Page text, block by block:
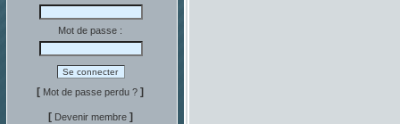
Mot de passe :
[ Mot de passe perdu ? ]
[ Devenir membre ]